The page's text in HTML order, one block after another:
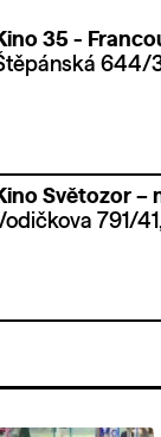
35 -
644/
Světozor –
791/